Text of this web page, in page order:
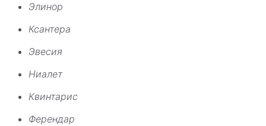
Элинор
Ксантера
Эвесия
Ниалет
Квинтарис
Ферендар